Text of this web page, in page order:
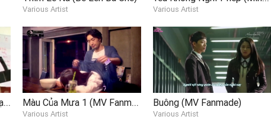
Various Artist Various Artist
Bão Ơi Đừng Đến Nữa (Nhạc Chế) Màu Của Mưa 1 (MV Fanmade)
Various Artist
Buông (MV Fanmade)
Various Artist